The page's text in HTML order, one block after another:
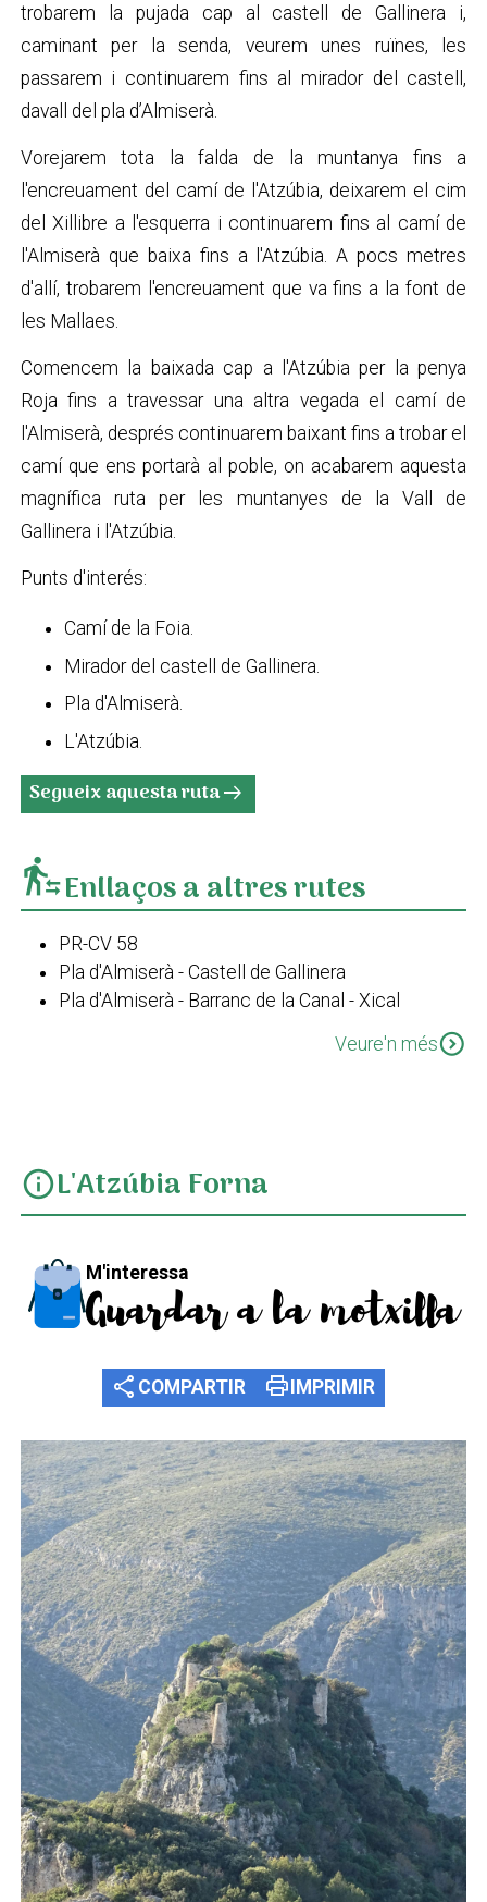
trobarem la pujada cap al castell de Gallinera i,
caminant per la senda, veurem unes ruïnes, les
passarem i continuarem fins al mirador del castell,
davall del pla d’Almiserà.
Vorejarem tota la falda de la muntanya fins a
l'encreuament del camí de l'Atzúbia, deixarem el cim
del Xillibre a l'esquerra i continuarem fins al camí de
l'Almiserà que baixa fins a l'Atzúbia. A pocs metres
d'allí, trobarem l'encreuament que va fins a la font de
les Mallaes.
Comencem la baixada cap a l'Atzúbia per la penya
Roja fins a travessar una altra vegada el camí de
l'Almiserà, després continuarem baixant fins a trobar el
camí que ens portarà al poble, on acabarem aquesta
magnífica ruta per les muntanyes de la Vall de
Gallinera i l'Atzúbia.
Punts d'interés:
Camí de la Foia.
Mirador del castell de Gallinera.
Pla d'Almiserà.
L'Atzúbia.
Segueix aquesta rutaarrow_right_alt
transfer_within_a_stationEnllaços a altres rutes
PR-CV 58
Pla d'Almiserà - Castell de Gallinera
Pla d'Almiserà - Barranc de la Canal - Xical
Veure'n mésexpand_circle_down
infoL'Atzúbia Forna
M'interessa
Guardar a la motxilla
share COMPARTIR print IMPRIMIR